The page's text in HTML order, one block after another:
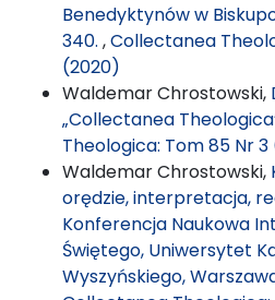
Benedyktynów w
340. ,Collectanea
(2020)
Waldemar Chrostowski,
„Collectanea
Theologica: Tom 85 Nr 3
Waldemar Chrostowski,
orędzie, interpretacja,
Konferencja Naukowa
Świętego, Uniwersytet
Wyszyńskiego,